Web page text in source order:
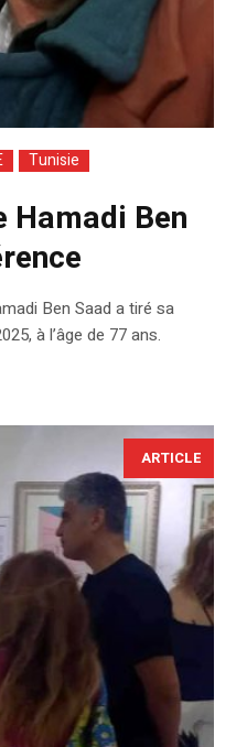
Tunisie
Hamadi Ben
Ben Saad a tiré sa
à l’âge de 77 ans.
ARTICLE